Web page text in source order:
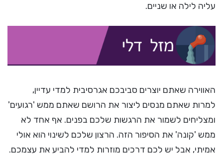
עליה לילה או שניים.
האווירה שאתם יוצרים סביבכם אגרסיבית למדי עדיין,
למרות שאתם מנסים ליצור את הרושם שאתם ממש 'רגועים'
ומצליחים לשמור את הרגשות שלכם בפנים. אף אחד לא
ממש 'קונה' את הסיפור הזה. הרצון שלכם לשינוי הוא אולי
אמיתי, אבל יש לכם דרכים מוזרות למדי להביע את עצמכם.